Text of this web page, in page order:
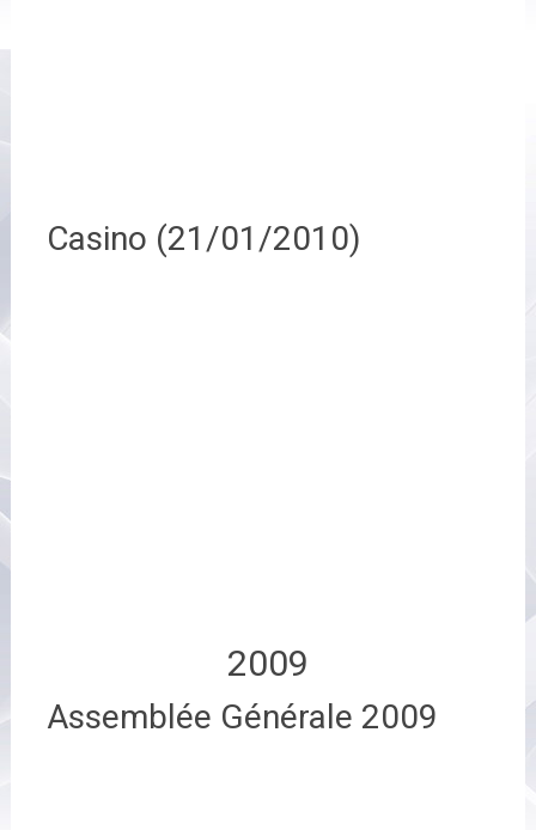
Casino (21/01/2010)
2009
Assemblée Générale 2009